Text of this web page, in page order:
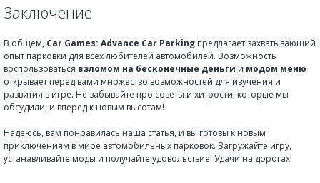
Заключение
В общем, Car Games: Advance Car Parking предлагает захватывающий
опыт парковки для всех любителей автомобилей. Возможность
воспользоваться взломом на бесконечные деньги и модом меню
открывает перед вами множество возможностей для изучения и
развития в игре. Не забывайте про советы и хитрости, которые мы
обсудили, и вперед к новым высотам!
Надеюсь, вам понравилась наша статья, и вы готовы к новым
приключениям в мире автомобильных парковок. Загружайте игру,
устанавливайте моды и получайте удовольствие! Удачи на дорогах!